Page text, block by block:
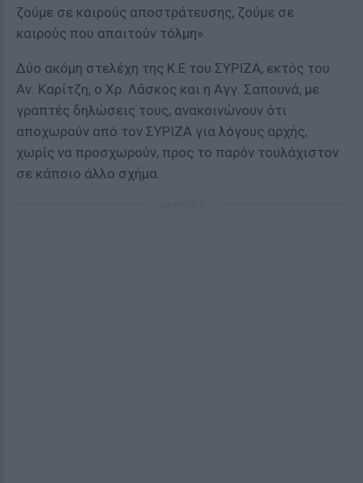
ζούμε σε καιρούς αποστράτευσης, ζούμε σε
καιρούς που απαιτούν τόλμη».
Δύο ακόμη στελέχη της Κ.Ε του ΣΥΡΙΖΑ, εκτός του
Αν. Καρίτζη, ο Χρ. Λάσκος και η Αγγ. Σαπουνά, με
γραπτές δηλώσεις τους, ανακοινώνουν ότι
αποχωρούν από τον ΣΥΡΙΖΑ για λόγους αρχής,
χωρίς να προσχωρούν, προς το παρόν τουλάχιστον
σε κάποιο άλλο σχήμα.